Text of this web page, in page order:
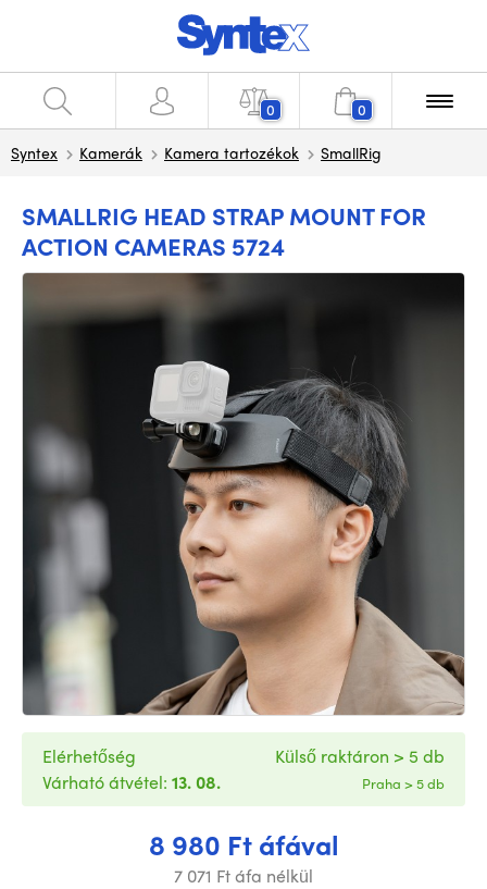
0 0
Syntex Kamerák Kamera tartozékok SmallRig
SMALLRIG HEAD STRAP MOUNT FOR
ACTION CAMERAS 5724
8 980 Ft áfával
7 071 Ft áfa nélkül
Elérhetőség
Várható átvétel: 13. 08.
Külső raktáron > 5 db
Praha > 5 db